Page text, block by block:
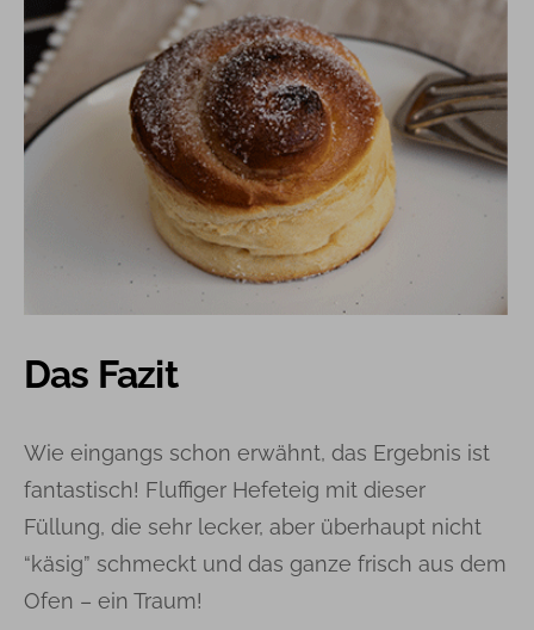
Das Fazit
Wie eingangs schon erwähnt, das Ergebnis ist
fantastisch! Fluffiger Hefeteig mit dieser
Füllung, die sehr lecker, aber überhaupt nicht
“käsig” schmeckt und das ganze frisch aus dem
Ofen – ein Traum!